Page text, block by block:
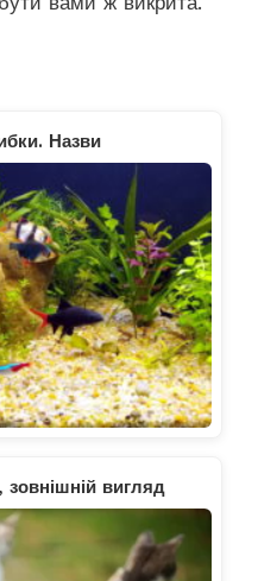
Назви
зовнішній вигляд